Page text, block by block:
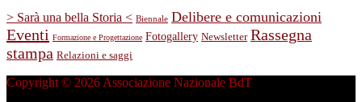
> Sarà una bella Storia < Biennale Delibere e comunicazioni
Eventi Formazione e Progettazione Fotogallery Newsletter Rassegna
stampa Relazioni e saggi
Copyright © 2026 Associazione Nazionale BdT